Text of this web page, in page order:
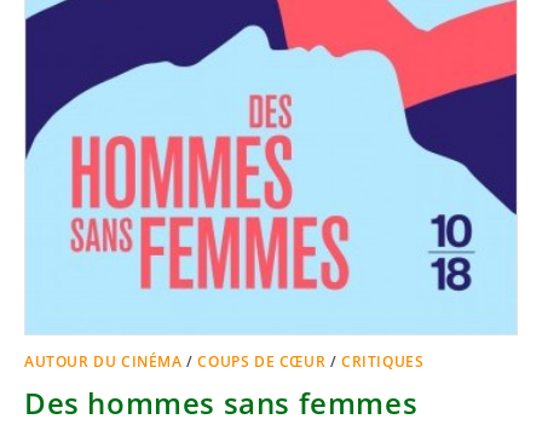
AUTOUR DU CINÉMA /COUPS DE CŒUR /CRITIQUES
Des hommes sans femmes